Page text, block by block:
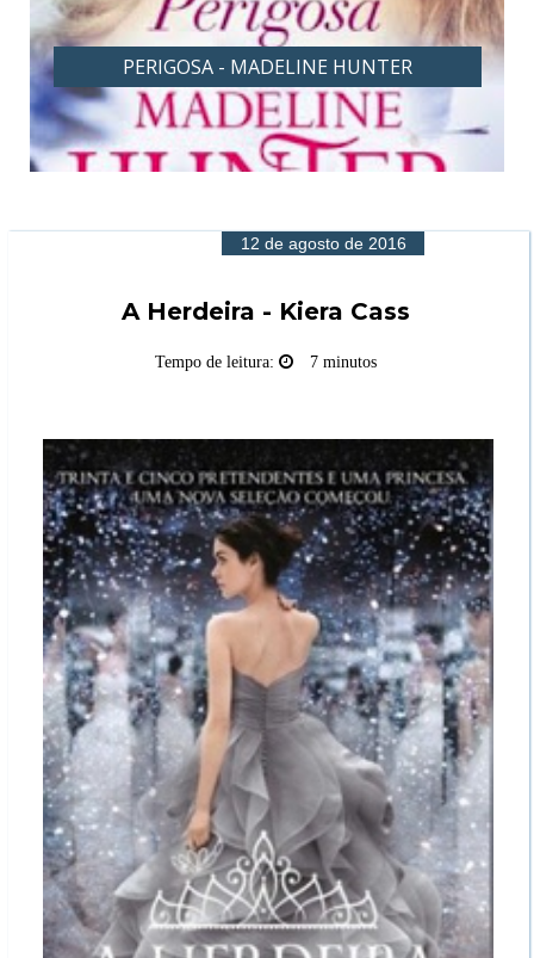
PERIGOSA - MADELINE HUNTER
12 de agosto de 2016
A Herdeira - Kiera Cass
Tempo de leitura: 7 minutos